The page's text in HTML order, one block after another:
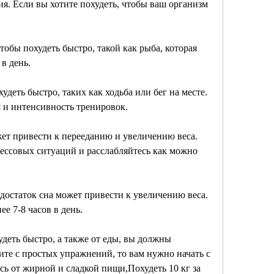
Если вы хотите похудеть, чтобы ваш организм
похудеть быстро, такой как рыба, которая
день.
быстро, таких как ходьба или бег на месте.
интенсивность тренировок.
привести к перееданию и увеличению веса.
ситуаций и расслабляйтесь как можно
сна может привести к увеличению веса.
7-8 часов в день.
быстро, а также от еды, вы должны
с простых упражнений, то вам нужно начать с
от жирной и сладкой пищи,Похудеть 10 кг за